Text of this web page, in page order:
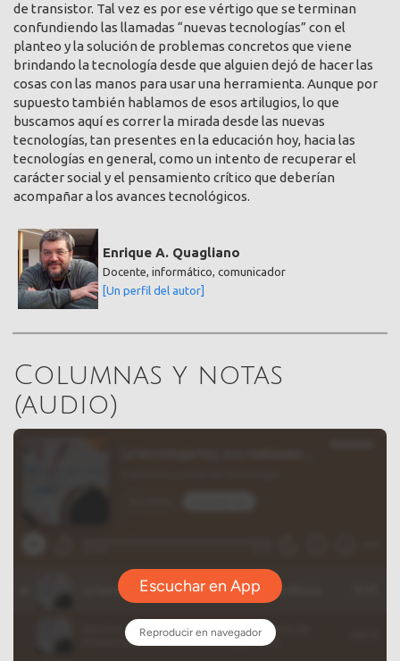
de transistor. Tal vez es por ese vértigo que se terminan
confundiendo las llamadas “nuevas tecnologías” con el
planteo y la solución de problemas concretos que viene
brindando la tecnología desde que alguien dejó de hacer las
cosas con las manos para usar una herramienta. Aunque por
supuesto también hablamos de esos artilugios, lo que
buscamos aquí es correr la mirada desde las nuevas
tecnologías, tan presentes en la educación hoy, hacia las
tecnologías en general, como un intento de recuperar el
carácter social y el pensamiento crítico que deberían
acompañar a los avances tecnológicos.
Enrique A. Quagliano
Docente, informático, comunicador
[Un perfil del autor]
Columnas y notas
(audio)